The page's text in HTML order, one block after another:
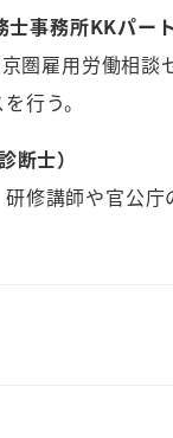
事務所KKパート
圏雇用労働相
行う。
士）
修講師や官公